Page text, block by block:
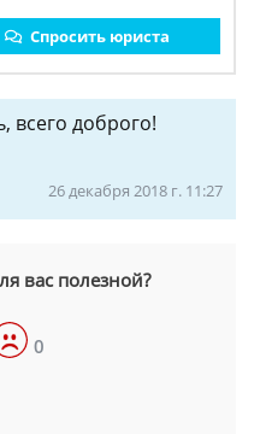
Спросить юриста
всего доброго!
26 декабря 2018 г. 11:27
вас полезной?
0